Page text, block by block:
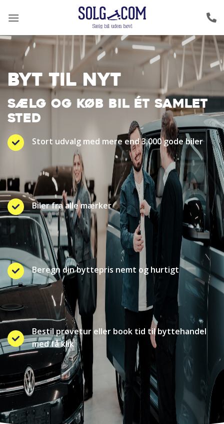
BYT TIL NYT
SÆLG OG KØB BIL ÉT SAMLET
STED
Stort udvalg med mere end 3.000 gode biler
Biler fra alle mærker
Beregn din byttepris nemt og hurtigt
Bestil prøvetur eller book tid til byttehandel
med få klik